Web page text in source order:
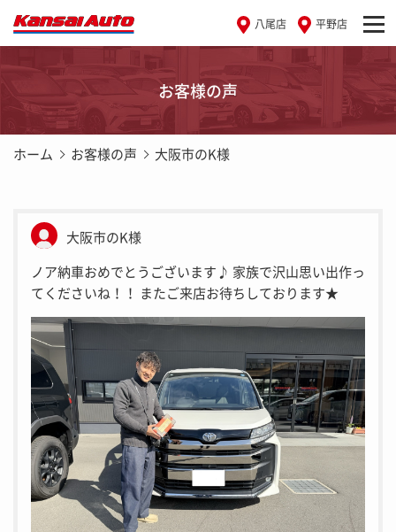
八尾店 平野店
お客様の声
ホーム お客様の声 大阪市のK様
大阪市のK様
ノア納車おめでとうございます♪ 家族で沢山思い出作っ
てくださいね！！ またご来店お待ちしております★